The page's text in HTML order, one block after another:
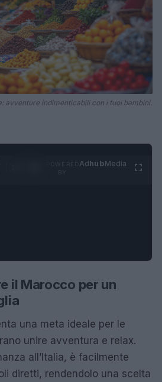
avventure indimenticabili con i tuoi bambini.
AdhubMedia
il Marocco per un
una meta ideale per le
unire avventura e relax.
all’Italia, è facilmente
diretti, rendendolo una scelta